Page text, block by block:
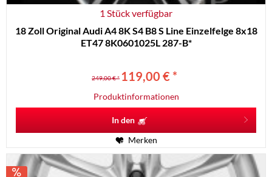
1 Stück verfügbar
18 Zoll Original Audi A4 8K S4 B8 S Line Einzelfelge 8x18
ET47 8K0601025L 287-B*
249,00 € * 119,00 € *
Produktinformationen
In den
Merken